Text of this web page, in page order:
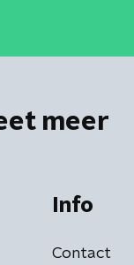
meer
Info
Contact